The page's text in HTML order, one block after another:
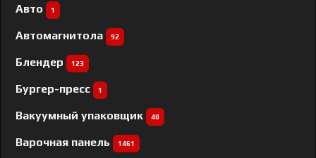
Авто 1
Автомагнитола 92
Блендер 123
Бургер-пресс 1
Вакуумный упаковщик 40
Варочная панель 1461